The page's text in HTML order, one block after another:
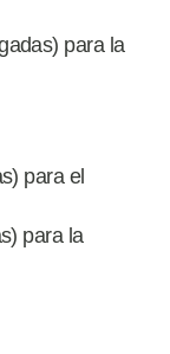
para la
para el
para la